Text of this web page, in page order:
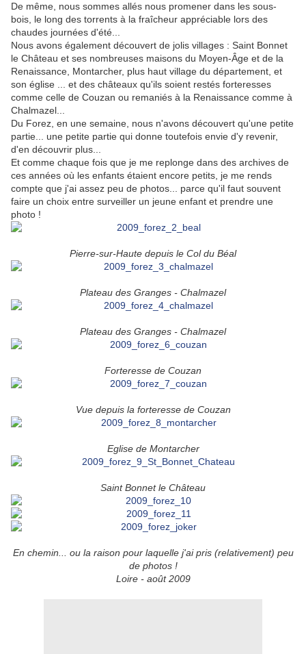
De même, nous sommes allés nous promener dans les sous-
bois, le long des torrents à la fraîcheur appréciable lors des
chaudes journées d'été...
Nous avons également découvert de jolis villages : Saint Bonnet
le Château et ses nombreuses maisons du Moyen-Âge et de la
Renaissance, Montarcher, plus haut village du département, et
son église ... et des châteaux qu'ils soient restés forteresses
comme celle de Couzan ou remaniés à la Renaissance comme à
Chalmazel...
Du Forez, en une semaine, nous n'avons découvert qu'une petite
partie... une petite partie qui donne toutefois envie d'y revenir,
d'en découvrir plus...
Et comme chaque fois que je me replonge dans des archives de
ces années où les enfants étaient encore petits, je me rends
compte que j'ai assez peu de photos... parce qu'il faut souvent
faire un choix entre surveiller un jeune enfant et prendre une
photo !
Pierre-sur-Haute depuis le Col du Béal
Plateau des Granges - Chalmazel
Plateau des Granges - Chalmazel
Forteresse de Couzan
Vue depuis la forteresse de Couzan
Eglise de Montarcher
Saint Bonnet le Château
En chemin... ou la raison pour laquelle j'ai pris (relativement) peu
de photos !
Loire - août 2009